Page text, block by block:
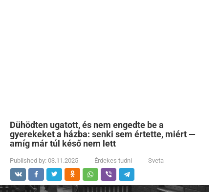
Dühödten ugatott, és nem engedte be a
gyerekeket a házba: senki sem értette, miért —
amíg már túl késő nem lett
Published by: 03.11.2025 Érdekes tudni Sveta